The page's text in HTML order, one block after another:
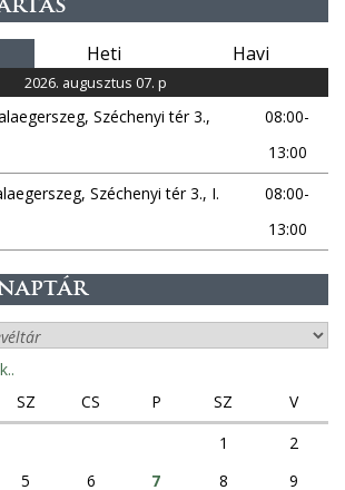
Heti Havi
2026. augusztus 07. p
Széchenyi tér 3.,
08:00-
13:00
Széchenyi tér 3., I.
08:00-
13:00
SZ CS P SZ
V
1
2
5 6 7 8
9